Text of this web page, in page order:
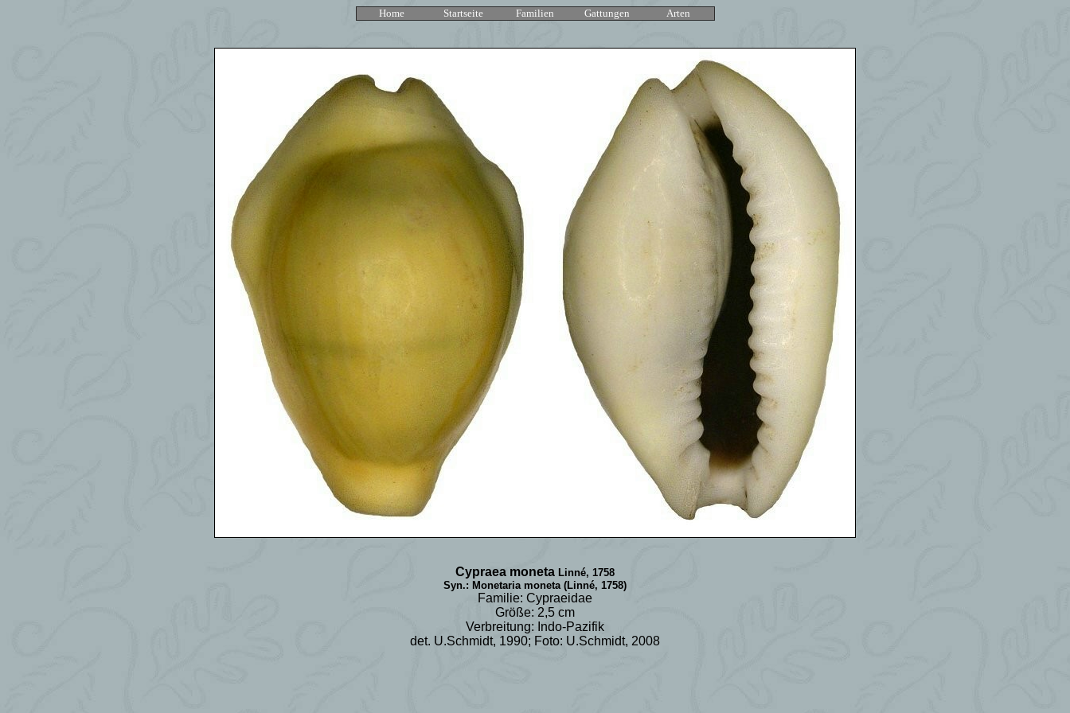
Home Startseite Familien Gattungen Arten
Cypraea moneta Linné, 1758
Syn.: Monetaria moneta (Linné, 1758)
Familie: Cypraeidae
Größe: 2,5 cm
Verbreitung: Indo-Pazifik
det. U.Schmidt, 1990; Foto: U.Schmidt, 2008